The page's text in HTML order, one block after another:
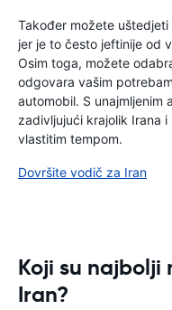
Također možete
jer je to često jeftinije od
Osim toga, možete
odgovara vašim
automobil. S unajmljenim
zadivljujući krajolik Irana
vlastitim tempom.
Dovršite vodič za Iran
Koji su najbolji
Iran?